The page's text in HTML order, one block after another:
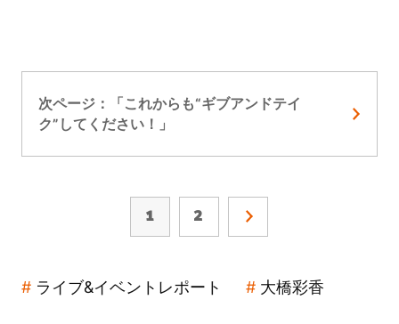
次ページ：「これからも“ギブアンドテイ
ク”してください！」
1 2
ライブ&イベントレポート 大橋彩香